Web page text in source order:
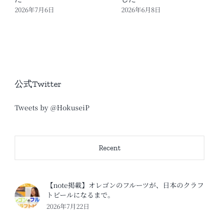
2026年7月6日 2026年6月8日
公式Twitter
Tweets by @HokuseiP
Recent
【note掲載】オレゴンのフルーツが、日本のクラフ
トビールになるまで。
2026年7月22日